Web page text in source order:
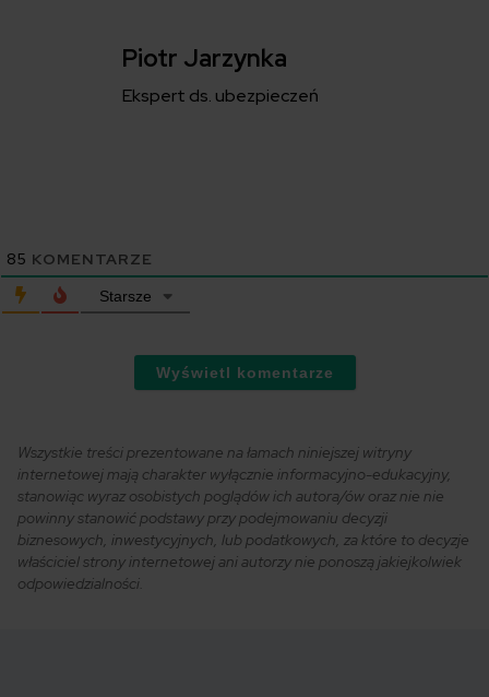
Piotr Jarzynka
Ekspert ds. ubezpieczeń
85 KOMENTARZE
Starsze
Wyświetl komentarze
Wszystkie treści prezentowane na łamach niniejszej witryny
internetowej mają charakter wyłącznie informacyjno-edukacyjny,
stanowiąc wyraz osobistych poglądów ich autora/ów oraz nie nie
powinny stanowić podstawy przy podejmowaniu decyzji
biznesowych, inwestycyjnych, lub podatkowych, za które to decyzje
właściciel strony internetowej ani autorzy nie ponoszą jakiejkolwiek
odpowiedzialności.